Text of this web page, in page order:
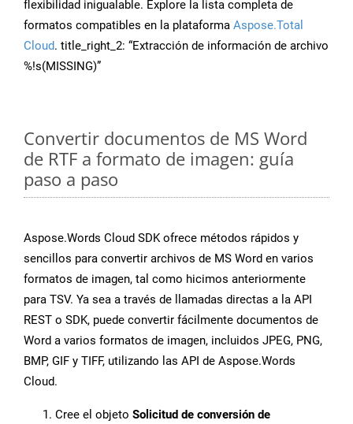
flexibilidad inigualable. Explore la lista completa de
formatos compatibles en la plataforma Aspose.Total
Cloud. title_right_2: “Extracción de información de archivo
%!s(MISSING)”
Convertir documentos de MS Word
de RTF a formato de imagen: guía
paso a paso
Aspose.Words Cloud SDK ofrece métodos rápidos y
sencillos para convertir archivos de MS Word en varios
formatos de imagen, tal como hicimos anteriormente
para TSV. Ya sea a través de llamadas directas a la API
REST o SDK, puede convertir fácilmente documentos de
Word a varios formatos de imagen, incluidos JPEG, PNG,
BMP, GIF y TIFF, utilizando las API de Aspose.Words
Cloud.
Cree el objeto Solicitud de conversión de